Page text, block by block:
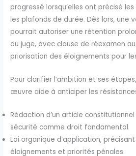
progressé lorsqu’elles ont précisé
les plafonds de durée. Dès lors, une
pourrait autoriser une rétention
du juge, avec clause de réexamen
priorisation des éloignements pour
Pour clarifier l’ambition et ses
œuvre aide à anticiper les
Rédaction d’un article
sécurité comme droit fondamental.
Loi organique d’application,
éloignements et priorités pénales.